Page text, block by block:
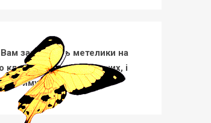
заважають метелики на
клацніть по одному з них, і